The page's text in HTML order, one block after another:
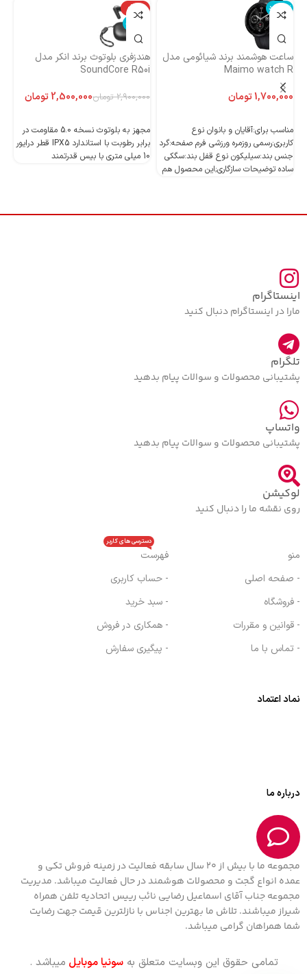
ناموجود
ساعت هوشمند برند شیائومی مدل
Maimo watch R
تومان
مناسب برای:آقایان و بانوان نوع
کاربری:رسمی روزمره ورزشی فرم صفحه:گرد
جنس بند:سیلیکون نوع قفل بند:سگکی
ساده توضیحات سازگاری;این محصول هم
-14%
ناموجود
هندزفری بلوتوث برند انکر مدل
SoundCore R50i
2,900,000 تومان2,500,000تومان
مجهز به بلوتوث نسخه 5.0 مقاومت در
برابر رطوبت با استاندارد IPX5 قطر درایور
10 میلی متری با بیس قدرتمند
اینستاگرام
مارا در اینستاگرام دنبال کنید
تلگرام
پشتیبانی محصولات و سوالات پیام بدهید
واتساپ
پشتیبانی محصولات و سوالات پیام بدهید
لوکیشن
روی نقشه ما را دنبال کنید
منو
- صفحه اصلی
- فروشگاه
- قوانین و مقررات
- تماس با ما
فهرست
دسترسی های کاربر
- حساب کاربری
- سبد خرید
- همکاری در فروش
- پیگیری سفارش
نماد اعتماد
درباره ما
مجموعه ما با بیش از 20 سال سابقه فعالیت در زمینه فروش تکی و
عمده انواع گجت و محصولات هوشمند در حال فعالیت میباشد. مدیریت
مجموعه جناب آقای اسماعیل رضایی نائب رییس اتحادیه تلفن همراه
شیراز میباشند. تلاش ما بهترین اجناس با نازلترین قیمت جهت رضایت
شما همراهان گرامی میباشد.
تمامی حقوق این وبسایت متعلق بهسونیا موبایل میباشد .